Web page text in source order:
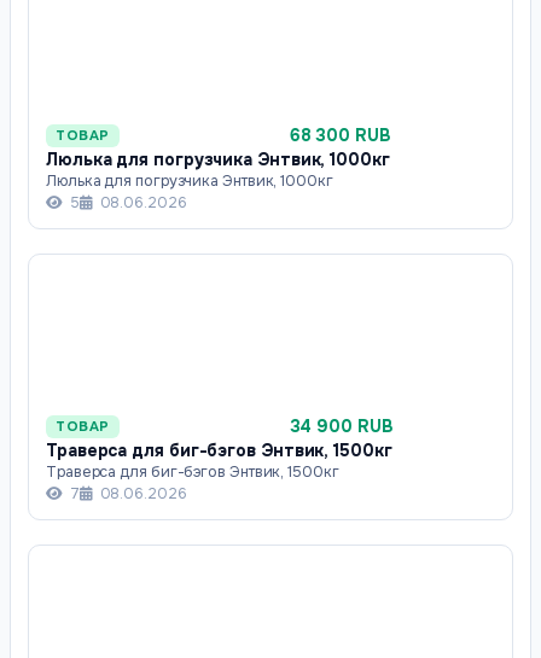
ТОВАР
68 300 RUB
Люлька для погрузчика Энтвик, 1000кг
Люлька для погрузчика Энтвик, 1000кг
5
08.06.2026
ТОВАР
34 900 RUB
Траверса для биг-бэгов Энтвик, 1500кг
Траверса для биг-бэгов Энтвик, 1500кг
7
08.06.2026